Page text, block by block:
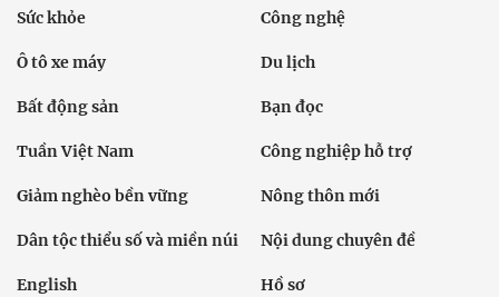
Sức khỏe Công nghệ
Ô tô xe máy Du lịch
Bất động sản Bạn đọc
Tuần Việt Nam Công nghiệp hỗ trợ
Giảm nghèo bền vững Nông thôn mới
Dân tộc thiểu số và miền núi Nội dung chuyên đề
English Hồ sơ